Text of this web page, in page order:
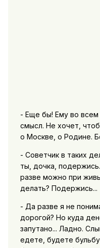
- Еще бы! Ему во всем
смысл. Не хочет,
о Москве, о Родине.
- Советчик в таких
ты, дочка,
разве можно при
делать? Подержись...
- Да разве я не
дорогой? Но куда
запутано... Ладно.
едете, будете